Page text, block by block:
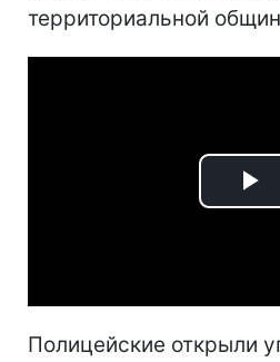
территориальной
Полицейские открыли